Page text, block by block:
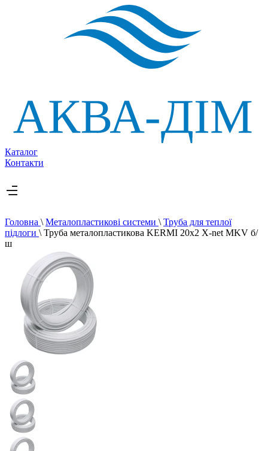
Каталог
Контакти
Головна \ Металопластикові системи \ Труба для теплої
підлоги \ Труба металопластикова KERMI 20х2 X-net MKV б/
ш